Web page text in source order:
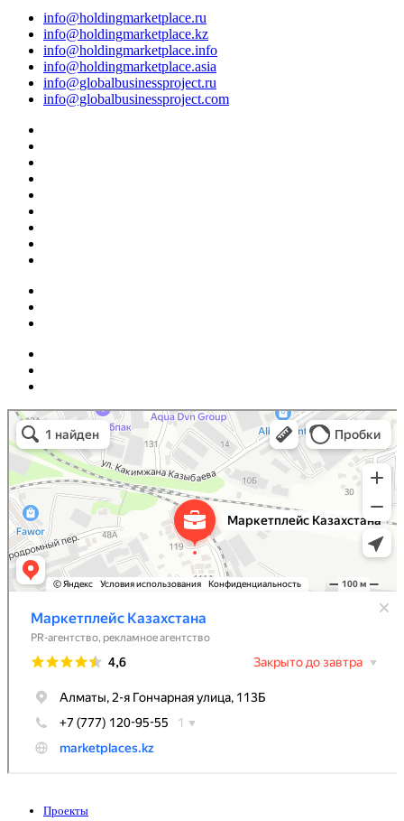
info@holdingmarketplace.ru
info@holdingmarketplace.kz
info@holdingmarketplace.info
info@holdingmarketplace.asia
info@globalbusinessproject.ru
info@globalbusinessproject.com
Маркетплейс Казахстана
Рекламное агентство в Алматы
Информационное агентство в Алматы
Проекты